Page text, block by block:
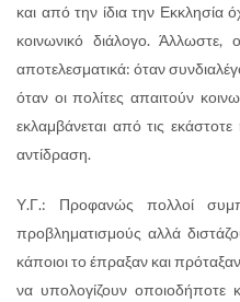
και από την ίδια την Εκκλησία
κοινωνικό διάλογο. Άλλωστε,
αποτελεσματικά: όταν
όταν οι πολίτες απαιτούν
εκλαμβάνεται από τις
αντίδραση.
Υ.Γ.: Προφανώς πολλοί
προβληματισμούς αλλά
κάποιοι το έπραξαν και
να υπολογίζουν